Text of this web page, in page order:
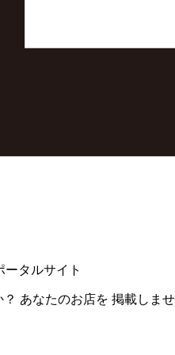
ータルサイト
あなたのお店を 掲載しま